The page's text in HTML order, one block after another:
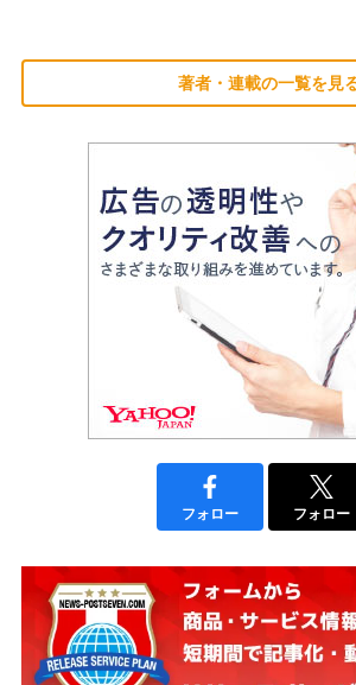
著者・連載の一覧を見
フォロー フォロー